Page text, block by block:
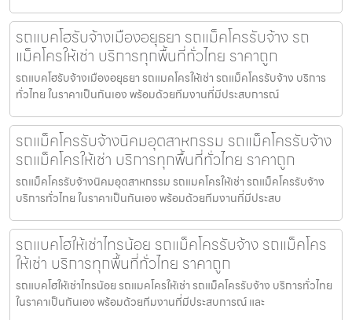
รถแบคโฮรับจ้างเมืองอยุธยา รถแม็คโครรับจ้าง รถ
แม็คโครให้เช่า บริการทุกพื้นที่ทั่วไทย ราคาถูก
รถแบคโฮรับจ้างเมืองอยุธยา รถแมคโครให้เช่า รถแม็คโครรับจ้าง บริการ
ทั่วไทย ในราคาเป็นกันเอง พร้อมด้วยทีมงานที่มีประสบการณ์
รถแม็คโครรับจ้างนิคมอุตสาหกรรม รถแม็คโครรับจ้าง
รถแม็คโครให้เช่า บริการทุกพื้นที่ทั่วไทย ราคาถูก
รถแม็คโครรับจ้างนิคมอุตสาหกรรม รถแมคโครให้เช่า รถแม็คโครรับจ้าง
บริการทั่วไทย ในราคาเป็นกันเอง พร้อมด้วยทีมงานที่มีประสบ
รถแบคโฮให้เช่าไทรน้อย รถแม็คโครรับจ้าง รถแม็คโคร
ให้เช่า บริการทุกพื้นที่ทั่วไทย ราคาถูก
รถแบคโฮให้เช่าไทรน้อย รถแมคโครให้เช่า รถแม็คโครรับจ้าง บริการทั่วไทย
ในราคาเป็นกันเอง พร้อมด้วยทีมงานที่มีประสบการณ์ และ